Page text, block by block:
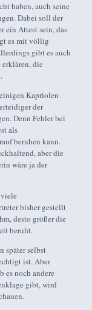
haben, auch seine
Dabei soll der
ein Attest sein, das
es mit völlig
gibt es auch
erklären, die
Kapriolen
der
Denn Fehler bei
als
beruhen kann.
aber die
wäre ja der
bisher gestellt
desto größer die
beruht.
später selbst
ist. Aber
es noch andere
gibt, wird